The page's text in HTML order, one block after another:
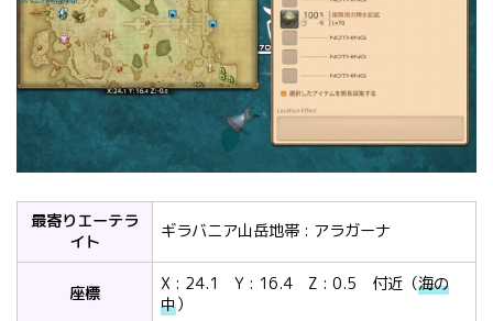
最寄りエーテラ
イト
ギラバニア山岳地帯 : アラガーナ
座標 X : 24.1 Y : 16.4 Z : 0.5 付近（海の
中）